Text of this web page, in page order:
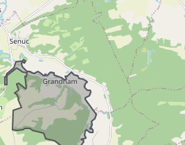
Crossope aquatique
fodiens
(Pennant, 1771)
observation en
1987 Fiche espèce
Crocidure leucode
leucodon(Hermann, 1780)
observation en1987 Fiche espèce